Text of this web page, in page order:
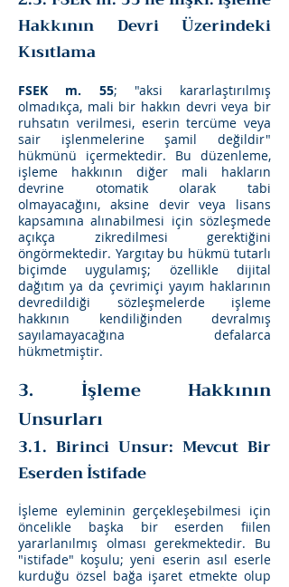
Hakkının Devri Üzerindeki
Kısıtlama
FSEK m. 55; "aksi kararlaştırılmış
olmadıkça, mali bir hakkın devri veya bir
ruhsatın verilmesi, eserin tercüme veya
sair işlenmelerine şamil değildir"
hükmünü içermektedir. Bu düzenleme,
işleme hakkının diğer mali hakların
devrine otomatik olarak tabi
olmayacağını, aksine devir veya lisans
kapsamına alınabilmesi için sözleşmede
açıkça zikredilmesi gerektiğini
öngörmektedir. Yargıtay bu hükmü tutarlı
biçimde uygulamış; özellikle dijital
dağıtım ya da çevrimiçi yayım haklarının
devredildiği sözleşmelerde işleme
hakkının kendiliğinden devralmış
sayılamayacağına defalarca
hükmetmiştir.
3. İşleme Hakkının
Unsurları
3.1. Birinci Unsur: Mevcut Bir
Eserden İstifade
İşleme eyleminin gerçekleşebilmesi için
öncelikle başka bir eserden fiilen
yararlanılmış olması gerekmektedir. Bu
"istifade" koşulu; yeni eserin asıl eserle
kurduğu özsel bağa işaret etmekte olup